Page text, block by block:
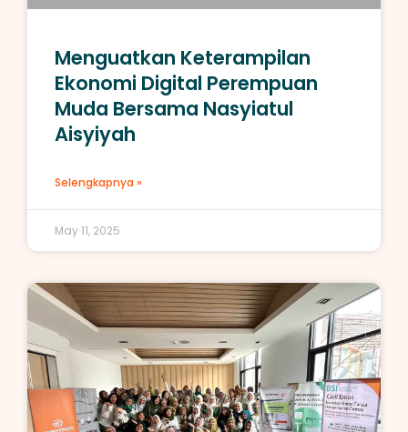
Menguatkan Keterampilan
Ekonomi Digital Perempuan
Muda Bersama Nasyiatul
Aisyiyah
Selengkapnya »
May 11, 2025